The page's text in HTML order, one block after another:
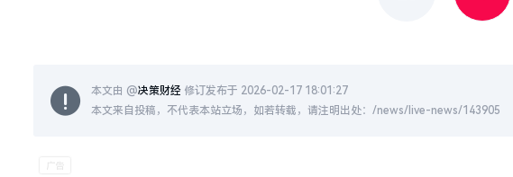
本文由 @决策财经 修订发布于 2026-02-17 18:01:27
本文来自投稿，不代表本站立场，如若转载，请注明出处：/news/live-news/143905